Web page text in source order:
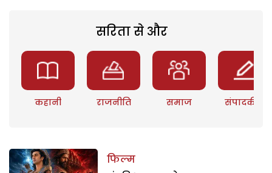
सरिता से और
कहानी राजनीति समाज संपादकीय
फिल्म